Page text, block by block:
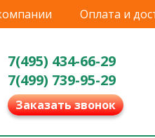
Оплата и
7(495) 434-66-29
7(499) 739-95-29
Заказать звонок